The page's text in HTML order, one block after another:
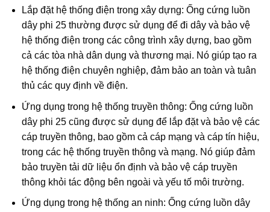
Lắp đặt hệ thống điện trong xây dựng: Ống cứng luồn
dây phi 25 thường được sử dụng để đi dây và bảo vệ
hệ thống điện trong các công trình xây dựng, bao gồm
cả các tòa nhà dân dụng và thương mại. Nó giúp tạo ra
hệ thống điện chuyên nghiệp, đảm bảo an toàn và tuân
thủ các quy định về điện.
Ứng dụng trong hệ thống truyền thông: Ống cứng luồn
dây phi 25 cũng được sử dụng để lắp đặt và bảo vệ các
cáp truyền thông, bao gồm cả cáp mạng và cáp tín hiệu,
trong các hệ thống truyền thông và mạng. Nó giúp đảm
bảo truyền tải dữ liệu ổn định và bảo vệ cáp truyền
thông khỏi tác động bên ngoài và yếu tố môi trường.
Ứng dụng trong hệ thống an ninh: Ống cứng luồn dây